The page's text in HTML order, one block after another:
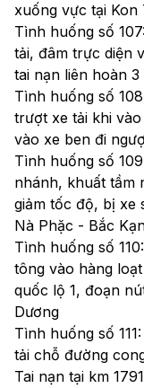
xuống vực tại Kon
Tình huống số
tải, đâm trực diện
tai nạn liên hoàn 3
Tình huống số
trượt xe tải khi
vào xe ben đi
Tình huống số
nhánh, khuất tầm
giảm tốc độ, bị xe
Nà Phặc - Bắc
Tình huống số
tông vào hàng
quốc lộ 1, đoạn
Dương
Tình huống số
tải chỗ đường
Tai nạn tại km